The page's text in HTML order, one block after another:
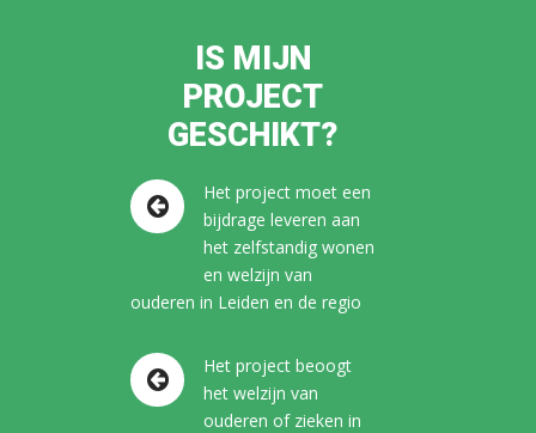
IS MIJN
PROJECT
GESCHIKT?
Het project moet een
bijdrage leveren aan
het zelfstandig wonen
en welzijn van
ouderen in Leiden en de regio
Het project beoogt
het welzijn van
ouderen of zieken in